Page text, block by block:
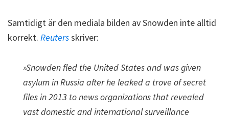
Samtidigt är den mediala bilden av Snowden inte alltid
korrekt. Reutersskriver:
»Snowden fled the United States and was given
asylum in Russia after he leaked a trove of secret
files in 2013 to news organizations that revealed
vast domestic and international surveillance